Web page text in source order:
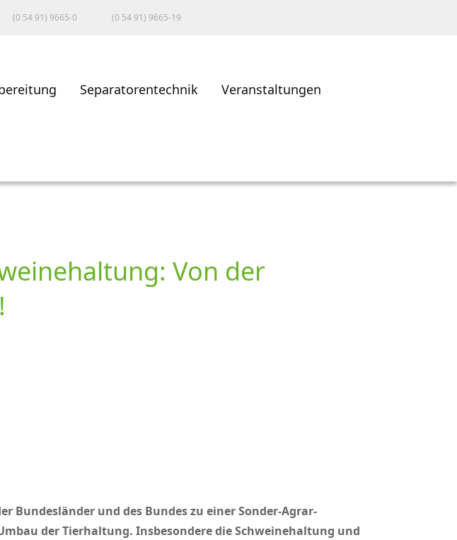
(0 54 91) 9665-0 (0 54 91) 9665-19
Separatorentechnik Veranstaltungen
Von der
Bundesländer und des Bundes zu einer Sonder-Agrar­
der Tierhaltung. Insbesondere die Schweine­haltung und